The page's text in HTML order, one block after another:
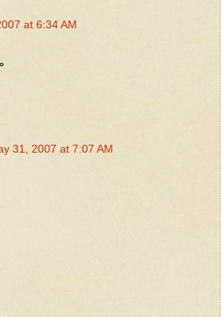
at 6:34 AM
31, 2007 at 7:07 AM